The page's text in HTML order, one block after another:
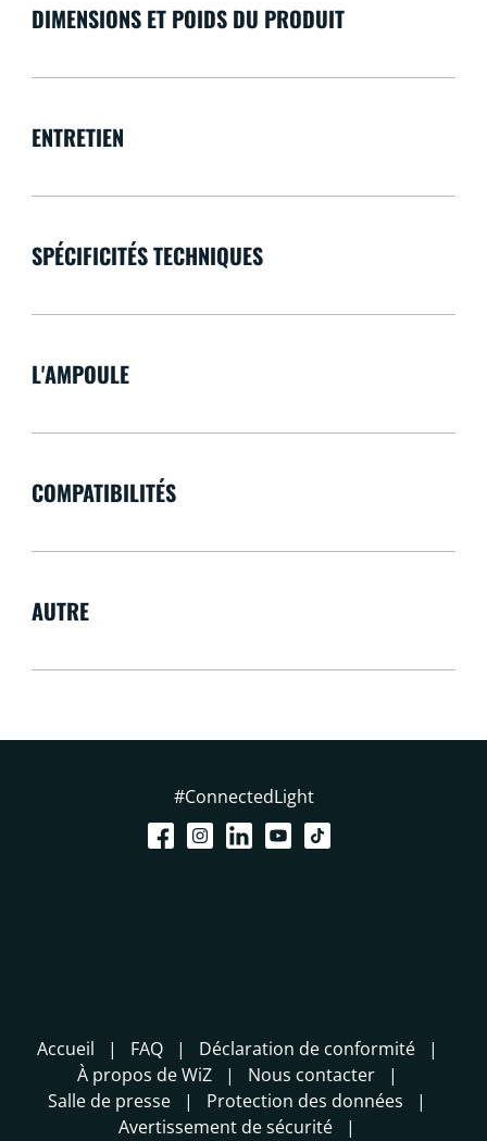
DIMENSIONS ET POIDS DU PRODUIT
ENTRETIEN
SPÉCIFICITÉS TECHNIQUES
L'AMPOULE
COMPATIBILITÉS
AUTRE
#ConnectedLight
Accueil FAQ
Déclaration de conformité
À propos de WiZ
Nous contacter
Salle de presse
Protection des données
Avertissement de sécurité